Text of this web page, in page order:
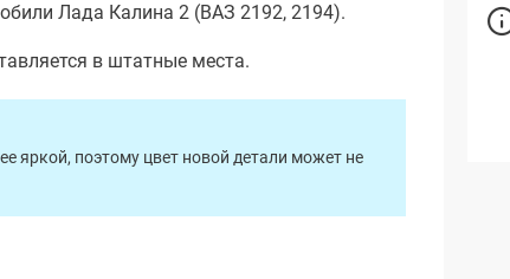
Лада Калина 2 (ВАЗ 2192, 2194).
в штатные места.
яркой, поэтому цвет новой детали может не